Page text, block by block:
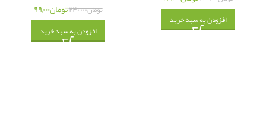
طراحی شده با : C۴Dافزودن به سبد خرید
تومان۲۴۰,۰۰۰تومان۹۹,۰۰۰
افزودن به سبد خرید